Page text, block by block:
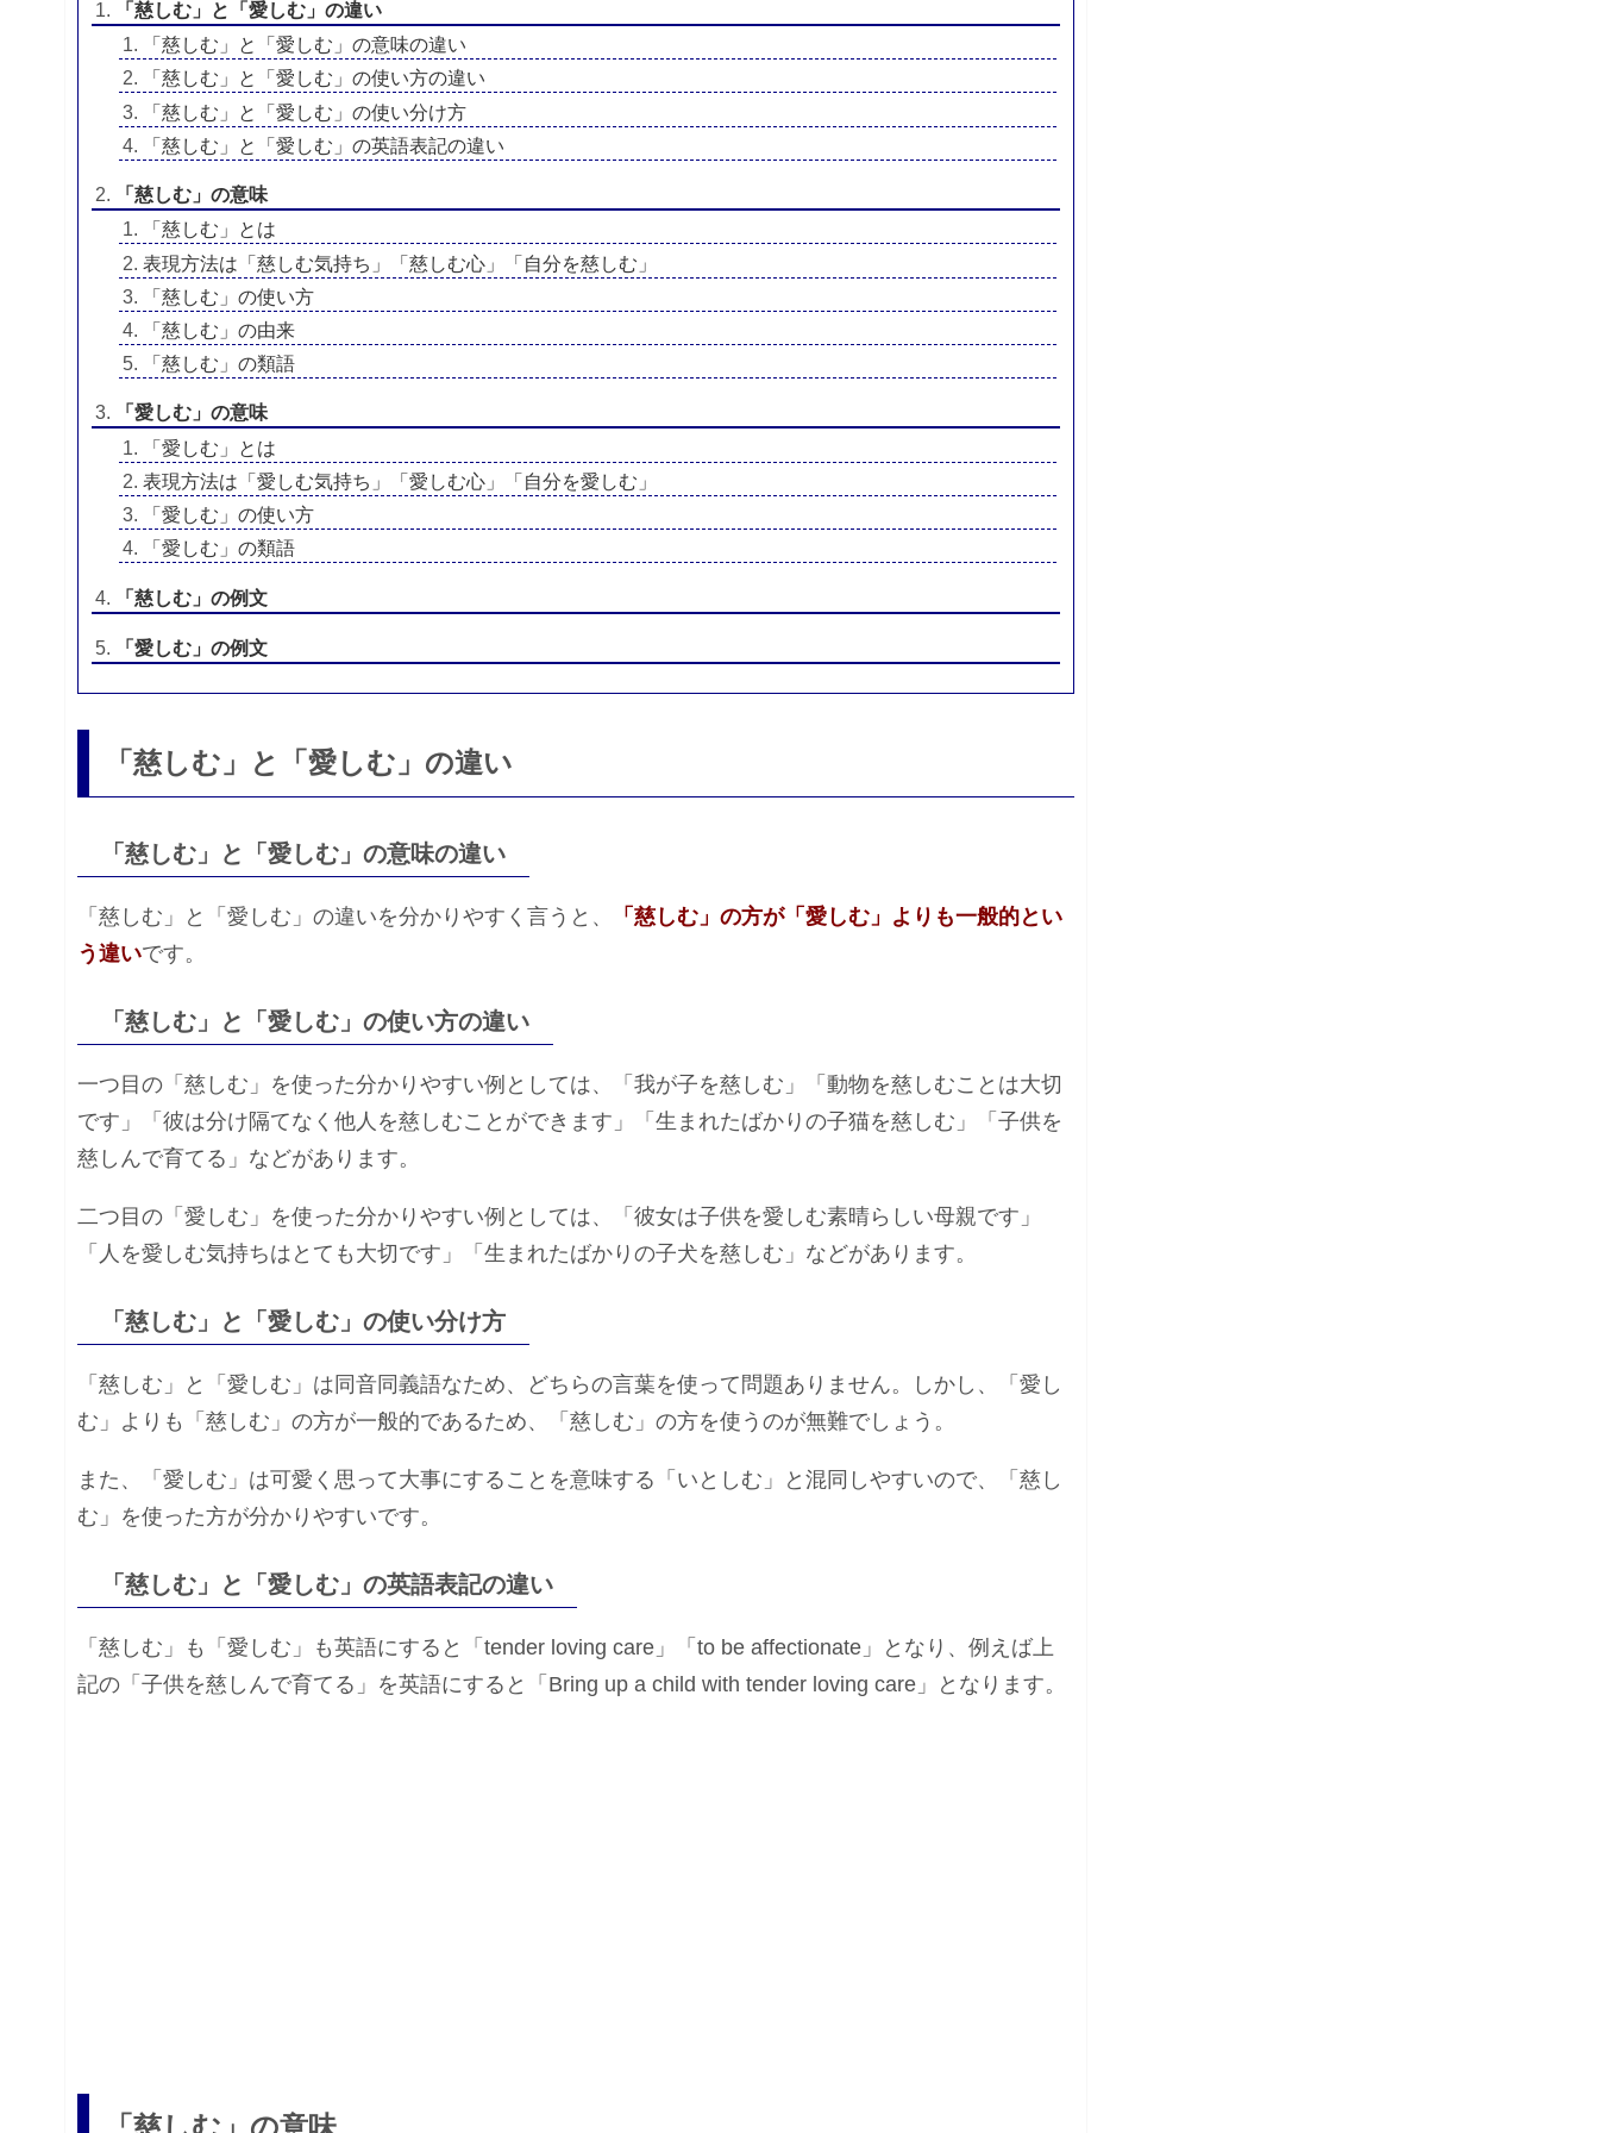
「慈しむ」と「愛しむ」の違い
「慈しむ」と「愛しむ」の意味の違い
「慈しむ」と「愛しむ」の使い方の違い
「慈しむ」と「愛しむ」の使い分け方
「慈しむ」と「愛しむ」の英語表記の違い
「慈しむ」の意味
「慈しむ」とは
表現方法は「慈しむ気持ち」「慈しむ心」「自分を慈しむ」
「慈しむ」の使い方
「慈しむ」の由来
「慈しむ」の類語
「愛しむ」の意味
「愛しむ」とは
表現方法は「愛しむ気持ち」「愛しむ心」「自分を愛しむ」
「愛しむ」の使い方
「愛しむ」の類語
「慈しむ」の例文
「愛しむ」の例文
「慈しむ」と「愛しむ」の違い
「慈しむ」と「愛しむ」の意味の違い
「慈しむ」と「愛しむ」の違いを分かりやすく言うと、
「慈しむ」の方が「愛しむ」よりも一般的とい
う違いです。
「慈しむ」と「愛しむ」の使い方の違い
一つ目の「慈しむ」を使った分かりやすい例としては、「我が子を慈しむ」「動物を慈しむことは大切
です」「彼は分け隔てなく他人を慈しむことができます」「生まれたばかりの子猫を慈しむ」「子供を
慈しんで育てる」などがあります。
二つ目の「愛しむ」を使った分かりやすい例としては、「彼女は子供を愛しむ素晴らしい母親です」
「人を愛しむ気持ちはとても大切です」「生まれたばかりの子犬を慈しむ」などがあります。
「慈しむ」と「愛しむ」の使い分け方
「慈しむ」と「愛しむ」は同音同義語なため、どちらの言葉を使って問題ありません。しかし、「愛し
む」よりも「慈しむ」の方が一般的であるため、「慈しむ」の方を使うのが無難でしょう。
また、「愛しむ」は可愛く思って大事にすることを意味する「いとしむ」と混同しやすいので、「慈し
む」を使った方が分かりやすいです。
「慈しむ」と「愛しむ」の英語表記の違い
「慈しむ」も「愛しむ」も英語にすると「tender loving care」「to be affectionate」となり、例えば上
記の「子供を慈しんで育てる」を英語にすると「Bring up a child with tender loving care」となります。
「慈しむ」の意味